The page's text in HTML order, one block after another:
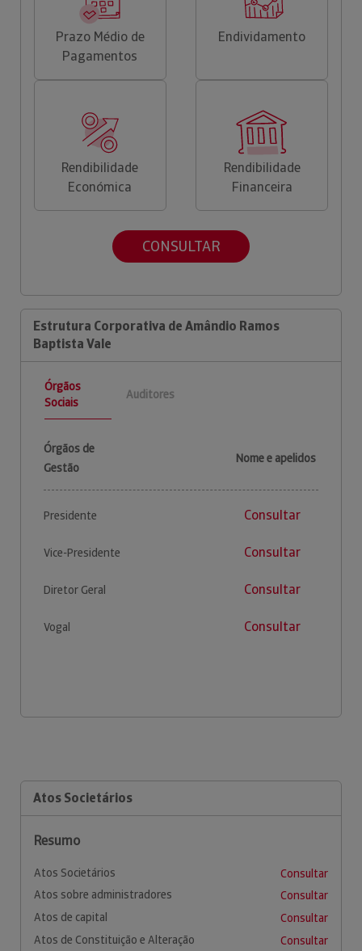
Prazo Médio de
Pagamentos
Endividamento
Rendibilidade
Económica
Rendibilidade
Financeira
CONSULTAR
Estrutura Corporativa de Amândio Ramos
Baptista Vale
Órgãos
Sociais
Auditores
Órgãos de
Gestão
Nome e apelidos
Presidente Consultar
Vice-Presidente Consultar
Diretor Geral Consultar
Vogal Consultar
Atos Societários
Resumo
Atos Societários
Consultar
Atos sobre administradores
Consultar
Atos de capital
Consultar
Atos de Constituição e Alteração
Consultar